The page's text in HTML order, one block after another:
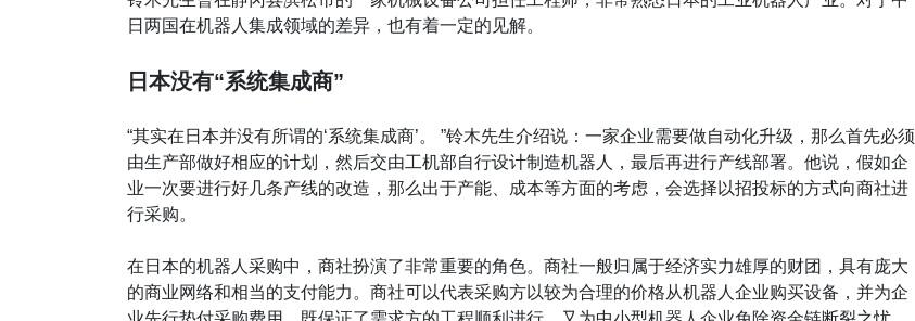
日两国在机器人集成领域的差异，也有着一定的见解。
日本没有“系统集成商”
“其实在日本并没有所谓的‘系统集成商’。 ”铃木先生介绍说：一家企业需要做自动化升级，那么首先必须
由生产部做好相应的计划，然后交由工机部自行设计制造机器人，最后再进行产线部署。他说，假如企
业一次要进行好几条产线的改造，那么出于产能、成本等方面的考虑，会选择以招投标的方式向商社进
行采购。
在日本的机器人采购中，商社扮演了非常重要的角色。商社一般归属于经济实力雄厚的财团，具有庞大
的商业网络和相当的支付能力。商社可以代表采购方以较为合理的价格从机器人企业购买设备，并为企